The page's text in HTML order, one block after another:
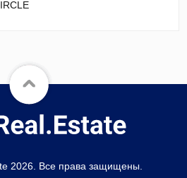
2026. Все права защищены.